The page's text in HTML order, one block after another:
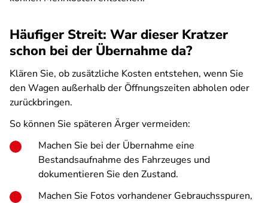
Häufiger Streit: War dieser Kratzer
schon bei der Übernahme da?
Klären Sie, ob zusätzliche Kosten entstehen, wenn Sie
den Wagen außerhalb der Öffnungszeiten abholen oder
zurückbringen.
So können Sie späteren Ärger vermeiden:
Machen Sie bei der Übernahme eine
Bestandsaufnahme des Fahrzeuges und
dokumentieren Sie den Zustand.
Machen Sie Fotos vorhandener Gebrauchsspuren,